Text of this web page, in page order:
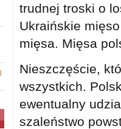
trudnej troski o
Ukraińskie
mięsa. Mięsa
Nieszczęście,
wszystkich.
ewentualny
szaleństwo